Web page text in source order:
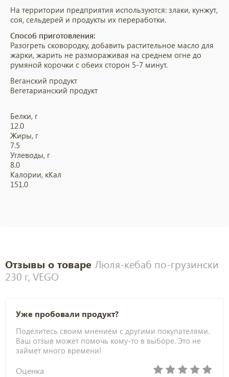
На территории предприятия используются: злаки, кунжут,
соя, сельдерей и продукты их переработки.
Способ приготовления:
Разогреть сковородку, добавить растительное масло для
жарки, жарить не размораживая на среднем огне до
румяной корочки с обеих сторон 5-7 минут.
Веганский продукт
Вегетарианский продукт
Белки, г
12.0
Жиры, г
7.5
Углеводы, г
8.0
Калории, кКал
151.0
Отзывы о товаре Люля-кебаб по-грузински
230 г, VEGO
Уже пробовали продукт?
Поделитесь своим мнением с другими покупателями.
Ваш отзыв может помочь кому-то в выборе. Это не
займет много времени!
Оценка